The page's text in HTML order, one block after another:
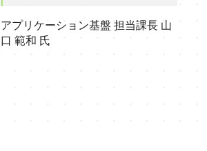
アプリケーション基盤 担当課長 山
口 範和 氏